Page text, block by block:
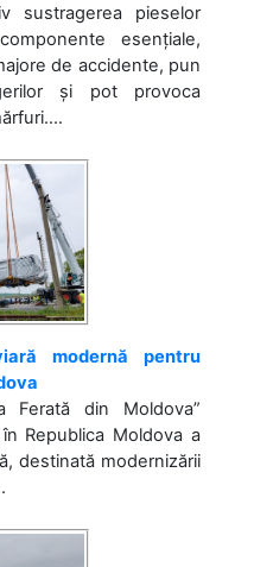
sustragerea pieselor
esențiale,
de accidente, pun
și pot provoca
modernă pentru
Ferată din Moldova”
Republica Moldova a
destinată modernizării